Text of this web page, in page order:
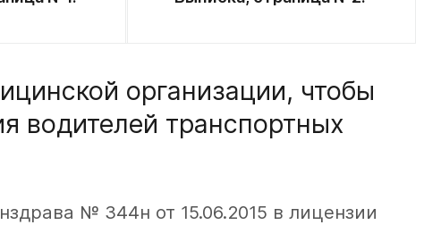
организации, чтобы
водителей транспортных
№ 344н от 15.06.2015 в лицензии